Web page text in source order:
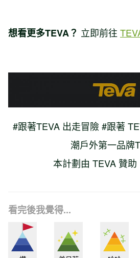
想看更多TEVA？ 立即前往
#跟著TEVA 出走冒險 #跟著
潮戶外第一品牌
本計劃由 TEVA 贊
看完後我覺得...